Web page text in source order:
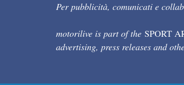
Per pubblicità, comunicati e
motorilive is part of the SPORT
advertising, press releases and